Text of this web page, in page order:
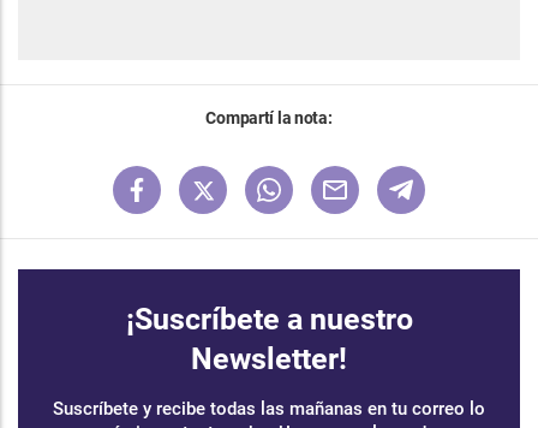
Compartí la nota:
¡Suscríbete a nuestro
Newsletter!
Suscríbete y recibe todas las mañanas en tu correo lo